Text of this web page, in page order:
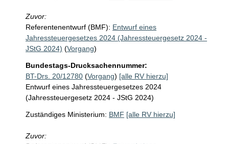
Zuvor:
Referentenentwurf (BMF): Entwurf eines
Jahressteuergesetzes 2024 (Jahressteuergesetz 2024 -
JStG 2024) (Vorgang)
Bundestags-Drucksachennummer:
BT-Drs. 20/12780 (Vorgang) [alle RV hierzu]
Entwurf eines Jahressteuergesetzes 2024
(Jahressteuergesetz 2024 - JStG 2024)
Zuständiges Ministerium: BMF [alle RV hierzu]
Zuvor: